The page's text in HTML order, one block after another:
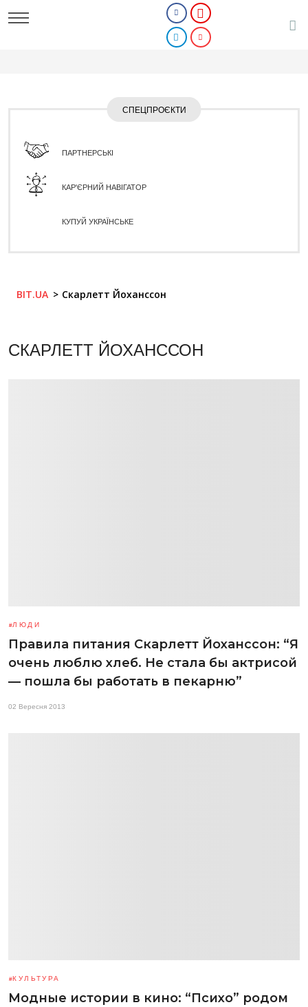
СПЕЦПРОЄКТИ
ПАРТНЕРСЬКІ
КАР'ЄРНИЙ НАВІГАТОР
КУПУЙ УКРАЇНСЬКЕ
BIT.UA Скарлетт Йоханссон
СКАРЛЕТТ ЙОХАНССОН
ЛЮДИ
Правила питания Скарлетт Йоханссон: “Я
очень люблю хлеб. Не стала бы актрисой
— пошла бы работать в пекарню”
02 Вересня 2013
КУЛЬТУРА
Модные истории в кино: “Психо” родом